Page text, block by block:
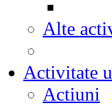
Alte
Activitate
Actiuni